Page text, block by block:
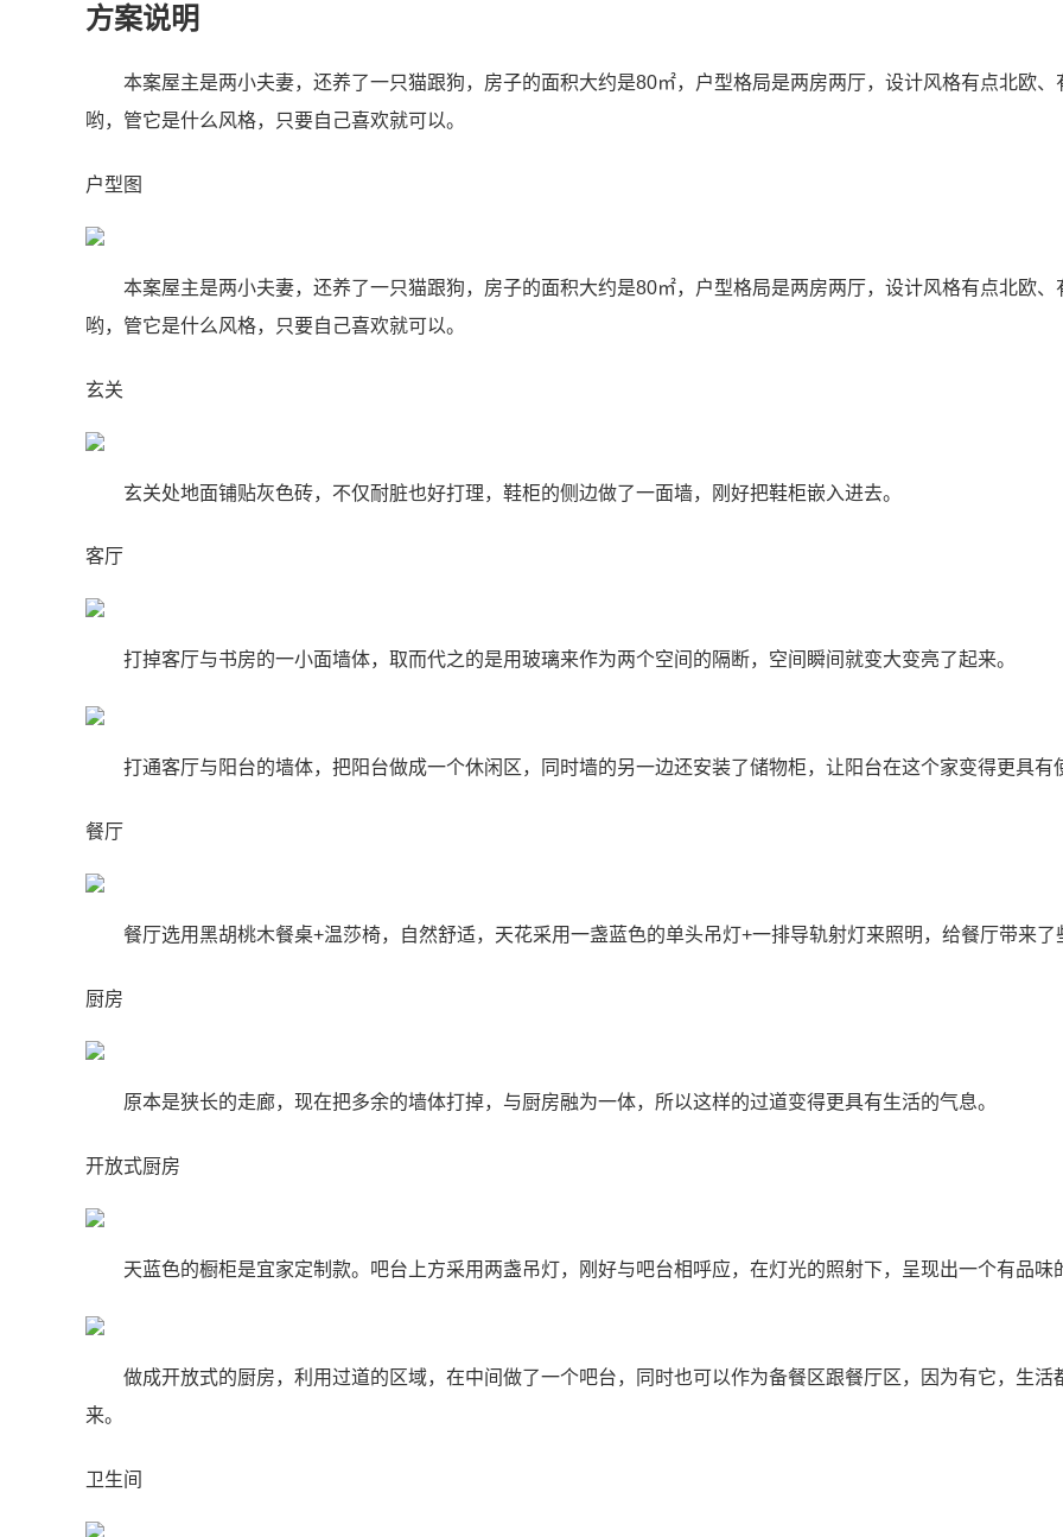
方案说明
本案屋主是两小夫妻，还养了一只猫跟狗，房子的面积大约是80㎡，户型格局是两房两厅，设计风格有点北欧、
哟，管它是什么风格，只要自己喜欢就可以。
户型图
本案屋主是两小夫妻，还养了一只猫跟狗，房子的面积大约是80㎡，户型格局是两房两厅，设计风格有点北欧、
哟，管它是什么风格，只要自己喜欢就可以。
玄关
玄关处地面铺贴灰色砖，不仅耐脏也好打理，鞋柜的侧边做了一面墙，刚好把鞋柜嵌入进去。
客厅
打掉客厅与书房的一小面墙体，取而代之的是用玻璃来作为两个空间的隔断，空间瞬间就变大变亮了起来。
打通客厅与阳台的墙体，把阳台做成一个休闲区，同时墙的另一边还安装了储物柜，让阳台在这个家变得更具有
餐厅
餐厅选用黑胡桃木餐桌+温莎椅，自然舒适，天花采用一盏蓝色的单头吊灯+一排导轨射灯来照明，给餐厅带来了
厨房
原本是狭长的走廊，现在把多余的墙体打掉，与厨房融为一体，所以这样的过道变得更具有生活的气息。
开放式厨房
天蓝色的橱柜是宜家定制款。吧台上方采用两盏吊灯，刚好与吧台相呼应，在灯光的照射下，呈现出一个有品味
做成开放式的厨房，利用过道的区域，在中间做了一个吧台，同时也可以作为备餐区跟餐厅区，因为有它，生活
来。
卫生间